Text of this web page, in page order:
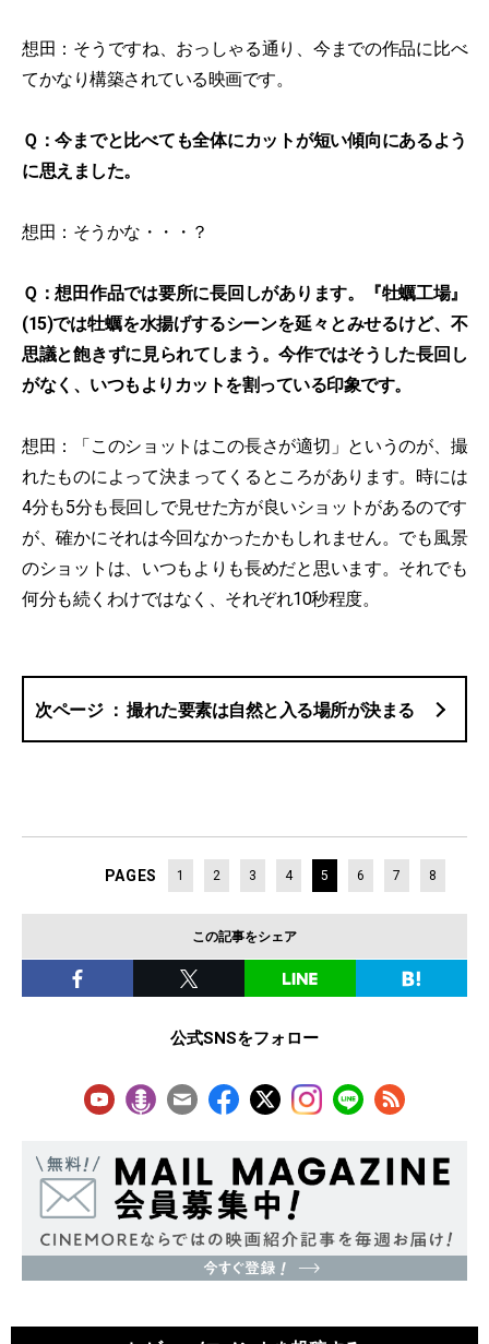
想田：そうですね、おっしゃる通り、今までの作品に比べ
てかなり構築されている映画です。
Ｑ：今までと比べても全体にカットが短い傾向にあるよう
に思えました。
想田：そうかな・・・？
Ｑ：想田作品では要所に長回しがあります。『牡蠣工場』
(15)では牡蠣を水揚げするシーンを延々とみせるけど、不
思議と飽きずに見られてしまう。今作ではそうした長回し
がなく、いつもよりカットを割っている印象です。
想田：「このショットはこの長さが適切」というのが、撮
れたものによって決まってくるところがあります。時には
4分も5分も長回しで見せた方が良いショットがあるのです
が、確かにそれは今回なかったかもしれません。でも風景
のショットは、いつもよりも長めだと思います。それでも
何分も続くわけではなく、それぞれ10秒程度。
撮れた要素は自然と入る場所が決まる
PAGES 1 2 3 4 5 6 7 8
この記事をシェア
公式SNSをフォロー